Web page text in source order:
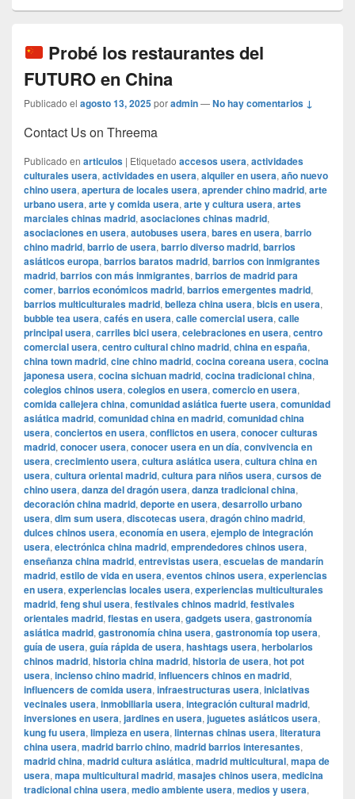
Probé los restaurantes del
FUTURO en China
Publicado el agosto 13, 2025poradmin—No hay comentarios ↓
Contact Us on Threema
Publicado en articulos | Etiquetado accesos usera, actividades
culturales usera, actividades en usera, alquiler en usera, año nuevo
chino usera, apertura de locales usera, aprender chino madrid, arte
urbano usera, arte y comida usera, arte y cultura usera, artes
marciales chinas madrid, asociaciones chinas madrid,
asociaciones en usera, autobuses usera, bares en usera, barrio
chino madrid, barrio de usera, barrio diverso madrid, barrios
asiáticos europa, barrios baratos madrid, barrios con inmigrantes
madrid, barrios con más inmigrantes, barrios de madrid para
comer, barrios económicos madrid, barrios emergentes madrid,
barrios multiculturales madrid, belleza china usera, bicis en usera,
bubble tea usera, cafés en usera, calle comercial usera, calle
principal usera, carriles bici usera, celebraciones en usera, centro
comercial usera, centro cultural chino madrid, china en españa,
china town madrid, cine chino madrid, cocina coreana usera, cocina
japonesa usera, cocina sichuan madrid, cocina tradicional china,
colegios chinos usera, colegios en usera, comercio en usera,
comida callejera china, comunidad asiática fuerte usera, comunidad
asiática madrid, comunidad china en madrid, comunidad china
usera, conciertos en usera, conflictos en usera, conocer culturas
madrid, conocer usera, conocer usera en un día, convivencia en
usera, crecimiento usera, cultura asiática usera, cultura china en
usera, cultura oriental madrid, cultura para niños usera, cursos de
chino usera, danza del dragón usera, danza tradicional china,
decoración china madrid, deporte en usera, desarrollo urbano
usera, dim sum usera, discotecas usera, dragón chino madrid,
dulces chinos usera, economía en usera, ejemplo de integración
usera, electrónica china madrid, emprendedores chinos usera,
enseñanza china madrid, entrevistas usera, escuelas de mandarín
madrid, estilo de vida en usera, eventos chinos usera, experiencias
en usera, experiencias locales usera, experiencias multiculturales
madrid, feng shui usera, festivales chinos madrid, festivales
orientales madrid, fiestas en usera, gadgets usera, gastronomía
asiática madrid, gastronomía china usera, gastronomía top usera,
guía de usera, guía rápida de usera, hashtags usera, herbolarios
chinos madrid, historia china madrid, historia de usera, hot pot
usera, incienso chino madrid, influencers chinos en madrid,
influencers de comida usera, infraestructuras usera, iniciativas
vecinales usera, inmobiliaria usera, integración cultural madrid,
inversiones en usera, jardines en usera, juguetes asiáticos usera,
kung fu usera, limpieza en usera, linternas chinas usera, literatura
china usera, madrid barrio chino, madrid barrios interesantes,
madrid china, madrid cultura asiática, madrid multicultural, mapa de
usera, mapa multicultural madrid, masajes chinos usera, medicina
tradicional china usera, medio ambiente usera, medios y usera,